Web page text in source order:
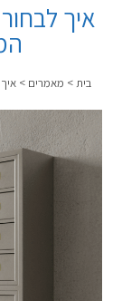
איך
בית> מאמרים >